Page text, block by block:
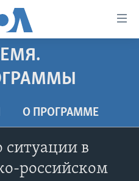
O ПРОГРАММЕ
в
российском